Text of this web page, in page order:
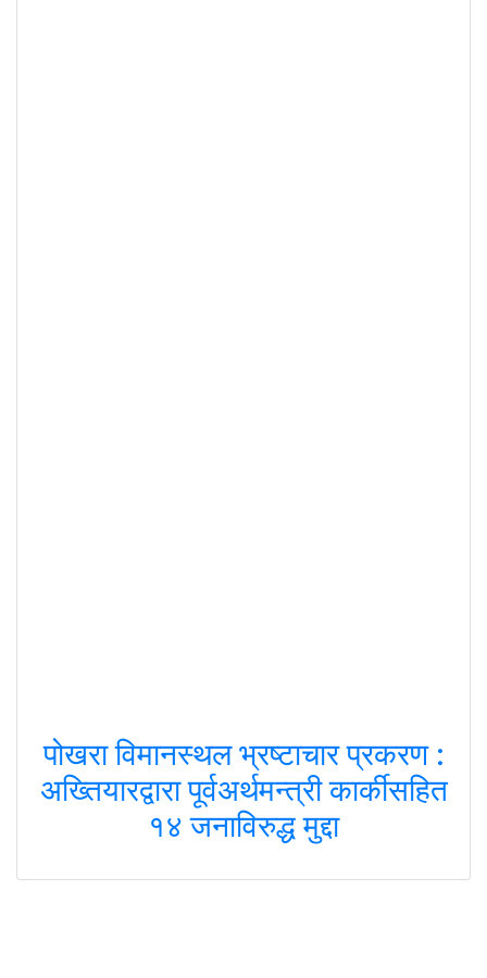
पोखरा विमानस्थल भ्रष्टाचार प्रकरण :
अख्तियारद्वारा पूर्वअर्थमन्त्री कार्कीसहित
१४ जनाविरुद्ध मुद्दा